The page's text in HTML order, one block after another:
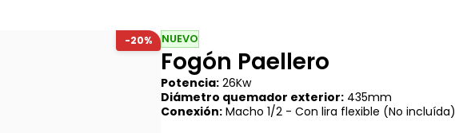
-20% NUEVO
Fogón Paellero
Potencia: 26Kw
Diámetro quemador exterior: 435mm
Conexión: Macho 1/2 - Con lira flexible (No incluída)